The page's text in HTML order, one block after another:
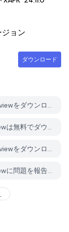
ョン
ダウンロード
PGYER APK HUBからBecker's CPA Exam Reviewをダウンロードする方法は？
PGYER APK HUBのBecker's CPA Exam Reviewは無料でダウンロードできますか？
PGYER APK HUBからBecker's CPA Exam Reviewをダウンロードするにはアカウントが必要ですか？
PGYER APK HUBのBecker's CPA Exam Reviewに問題を報告する方法は？